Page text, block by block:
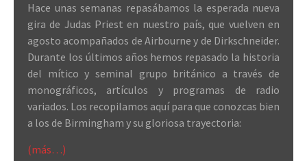
Hace unas semanas repasábamos la esperada nueva
gira de Judas Priest en nuestro país, que vuelven en
agosto acompañados de Airbourne y de Dirkschneider.
Durante los últimos años hemos repasado la historia
del mítico y seminal grupo británico a través de
monográficos, artículos y programas de radio
variados. Los recopilamos aquí para que conozcas bien
a los de Birmingham y su gloriosa trayectoria:
(más…)